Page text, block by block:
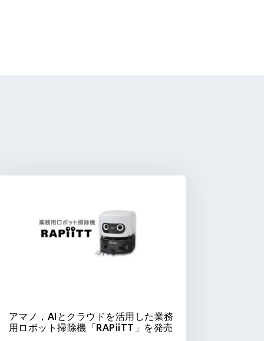
アマノ，AIとクラウドを活用した業務
用ロボット掃除機「RAPiiTT」を発売